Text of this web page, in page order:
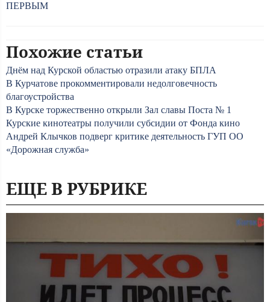
ПЕРВЫМ
Похожие статьи
Днём над Курской областью отразили атаку БПЛА
В Курчатове прокомментировали недолговечность
благоустройства
В Курске торжественно открыли Зал славы Поста № 1
Курские кинотеатры получили субсидии от Фонда кино
Андрей Клычков подверг критике деятельность ГУП ОО
«Дорожная служба»
ЕЩЕ В РУБРИКЕ